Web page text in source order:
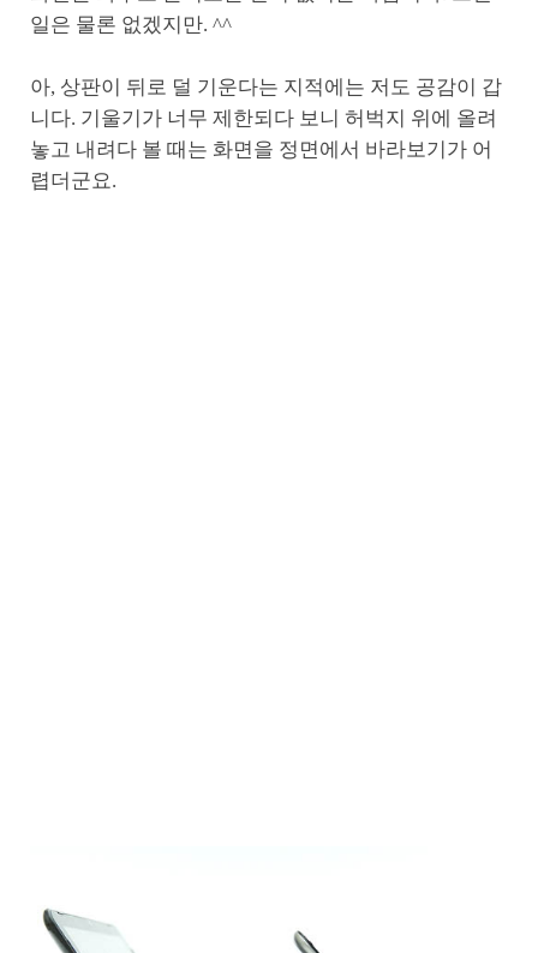
일은 물론 없겠지만. ^^
아, 상판이 뒤로 덜 기운다는 지적에는 저도 공감이 갑
니다. 기울기가 너무 제한되다 보니 허벅지 위에 올려
놓고 내려다 볼 때는 화면을 정면에서 바라보기가 어
렵더군요.